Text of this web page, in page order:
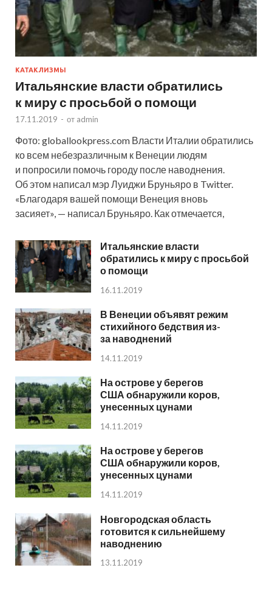
КАТАКЛИЗМЫ
Итальянские власти обратились
к миру с просьбой о помощи
17.11.2019 - от admin
Фото: globallookpress.com Власти Италии обратились
ко всем небезразличным к Венеции людям
и попросили помочь городу после наводнения.
Об этом написал мэр Луиджи Бруньяро в Twitter.
«Благодаря вашей помощи Венеция вновь
засияет», — написал Бруньяро. Как отмечается,
Итальянские власти
обратились к миру с просьбой
о помощи
16.11.2019
В Венеции объявят режим
стихийного бедствия из-
за наводнений
14.11.2019
На острове у берегов
США обнаружили коров,
унесенных цунами
14.11.2019
На острове у берегов
США обнаружили коров,
унесенных цунами
14.11.2019
Новгородская область
готовится к сильнейшему
наводнению
13.11.2019